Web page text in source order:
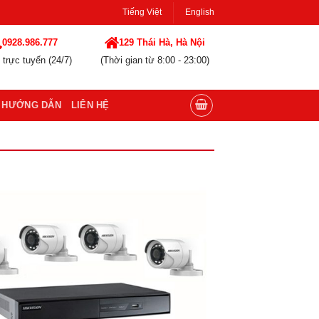
Tiếng Việt English
0928.986.777
tuyến (24/7)
129 Thái Hà, Hà Nội
(Thời gian từ 8:00 - 23:00)
HƯỚNG DẪN LIÊN HỆ